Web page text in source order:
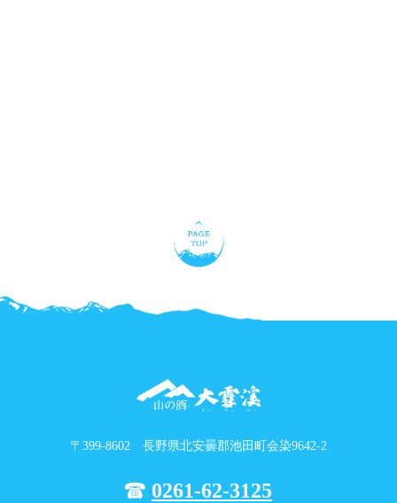
〒399-8602 長野県北安曇郡池田町会染9642-2
0261-62-3125